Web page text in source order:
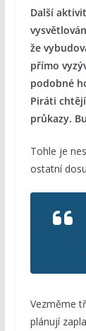
Další
že
přímo
podobné
Piráti
průkazy.
Tohle je
ostatní
Vezměme
plánují